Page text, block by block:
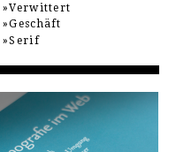
Verwittert
Geschäft
Serif